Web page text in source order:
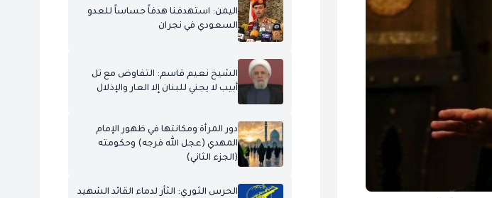
اليمن: استهدفنا هدفاً حساساً للعدو
السعودي في نجران
الشيخ نعيم قاسم: التفاوض مع تل
أبيب لا يجني للبنان إلا العار والإذلال
دور المرأة ومكانتها في ظهور الإمام
المهدي (عجل الله فرجه) وحكومته
(الجزء الثاني)
الحرس الثوري: الثأر لدماء القائد الشهيد